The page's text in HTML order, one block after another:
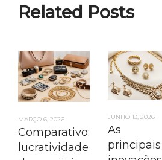
Related Posts
MARÇO 6, 2026
Comparativo:
lucratividade
JUNHO 13, 2026
As
principais